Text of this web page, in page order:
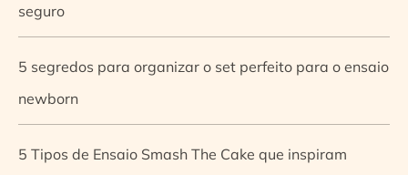
seguro
5 segredos para organizar o set perfeito para o ensaio
newborn
5 Tipos de Ensaio Smash The Cake que inspiram